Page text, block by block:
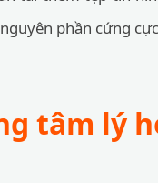
phần cứng
tâm lý